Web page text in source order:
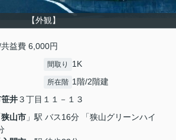
【外観】
益費 6,000円
間取り 1K
所在階 1階/2階建
笹井３丁目１１－１３
狭山市 」駅 バス16分 「狭山グリーンハイ